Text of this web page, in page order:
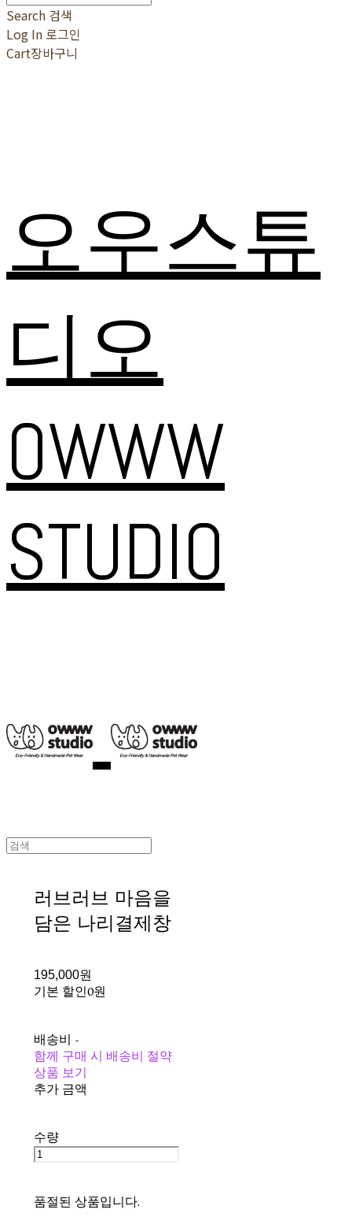
Search 검색
Log In 로그인
Cart장바구니
오우스튜
디오
OWWW
STUDIO
러브러브 마음을
담은 나리결제창
195,000원
기본 할인0원
배송비 -
함께 구매 시 배송비 절약
상품 보기
추가 금액
수량
품절된 상품입니다.